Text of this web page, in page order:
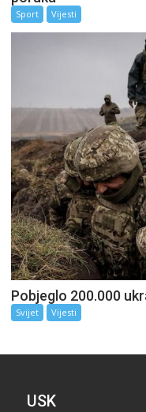
Sport Vijesti
Pobjeglo 200.000
Svijet Vijesti
USK